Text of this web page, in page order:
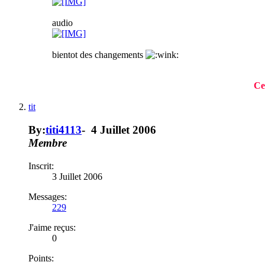
audio
bientot des changements
tit
By:titi4113- 4 Juillet 2006
Membre
Inscrit:
3 Juillet 2006
Messages:
229
J'aime reçus:
0
Points: